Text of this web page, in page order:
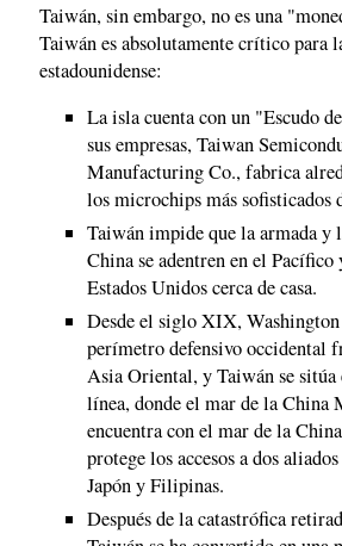
Taiwán, sin embargo, no es una
Taiwán es absolutamente crítico para
estadounidense:
La isla cuenta con un "Escudo
sus empresas, Taiwan
Manufacturing Co., fabrica
los microchips más sofisticados
Taiwán impide que la armada y
China se adentren en el Pacífico
Estados Unidos cerca de casa.
Desde el siglo XIX, Washington
perímetro defensivo occidental
Asia Oriental, y Taiwán se sitúa
línea, donde el mar de la China
encuentra con el mar de la
protege los accesos a dos
Japón y Filipinas.
Después de la catastrófica